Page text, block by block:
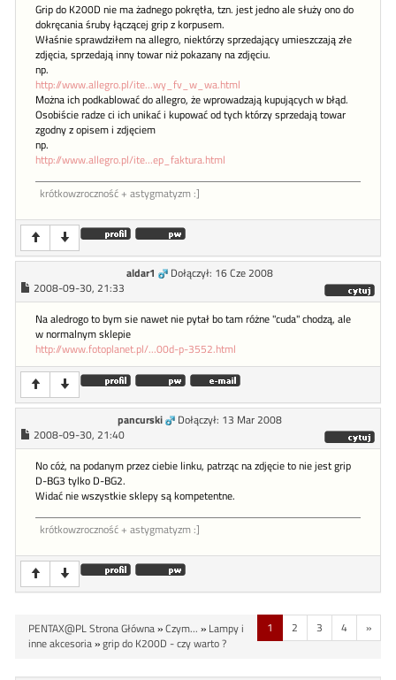
Grip do K200D nie ma żadnego pokrętła, tzn. jest jedno ale służy ono do
dokręcania śruby łączącej grip z korpusem.
Właśnie sprawdziłem na allegro, niektórzy sprzedający umieszczają złe
zdjęcia, sprzedają inny towar niż pokazany na zdjęciu.
np.
http://www.allegro.pl/ite...wy_fv_w_wa.html
Można ich podkablować do allegro, że wprowadzają kupujących w błąd.
Osobiście radze ci ich unikać i kupować od tych którzy sprzedają towar
zgodny z opisem i zdjęciem
np.
http://www.allegro.pl/ite...ep_faktura.html
krótkowzroczność + astygmatyzm :]
aldar1
Dołączył: 16 Cze 2008
2008-09-30, 21:33
Na aledrogo to bym sie nawet nie pytał bo tam różne "cuda" chodzą, ale
w normalnym sklepie
http://www.fotoplanet.pl/...00d-p-3552.html
pancurski
Dołączył: 13 Mar 2008
2008-09-30, 21:40
No cóż, na podanym przez ciebie linku, patrząc na zdjęcie to nie jest grip
D-BG3 tylko D-BG2.
Widać nie wszystkie sklepy są kompetentne.
krótkowzroczność + astygmatyzm :]
1 2 3 4 »
PENTAX@PL Strona Główna»Czym... » Lampy i
inne akcesoria»grip do K200D - czy warto ?